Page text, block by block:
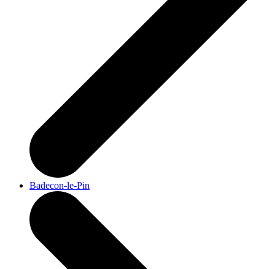
Badecon-le-Pin